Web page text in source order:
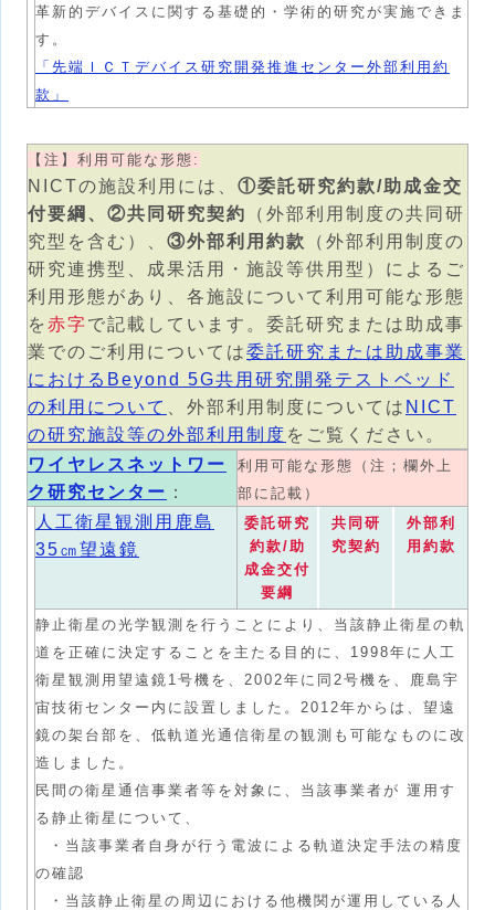
革新的デバイスに関する基礎的・学術的研究が実施できま
す。
「先端ＩＣＴデバイス研究開発推進センター外部利用約
款」
【注】利用可能な形態:
NICTの施設利用には、 ①委託研究約款/助成金交
付要綱、②共同研究契約
（外部利用制度の共同研
究型を含む）、 ③外部利用約款
（外部利用制度の
研究連携型、成果活用・施設等供用型）によるご
利用形態があり、各施設について利用可能な形態
を 赤字で記載しています。委託研究または助成事
業でのご利用については委託研究または助成事業
におけるBeyond 5G共用研究開発テストベッド
の利用について
、外部利用制度については NICT
の研究施設等の外部利用制度 をご覧ください。
ワイヤレスネットワー
ク研究センター ：
利用可能な形態（注；欄外上
部に記載）
人工衛星観測用鹿島
35㎝望遠鏡
委託研究
約款/助
成金交付
要綱
共同研
究契約
外部利
用約款
静止衛星の光学観測を行うことにより、当該静止衛星の軌
道を正確に決定することを主たる目的に、1998年に人工
衛星観測用望遠鏡1号機を、2002年に同2号機を、鹿島宇
宙技術センター内に設置しました。2012年からは、望遠
鏡の架台部を、低軌道光通信衛星の観測も可能なものに改
造しました。
民間の衛星通信事業者等を対象に、当該事業者が 運用す
る静止衛星について、
・当該事業者自身が行う電波による軌道決定手法の精度
の確認
・当該静止衛星の周辺における他機関が運用している人